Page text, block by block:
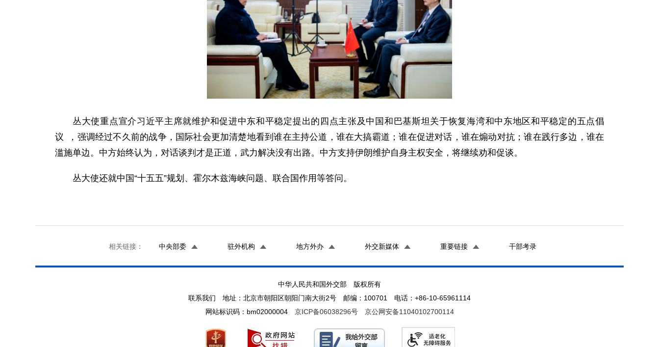
丛大使重点宣介习近平主席就维护和促进中东和平稳定提出的四点主张及中国和巴基斯坦关于恢复海湾和中东地区和平稳定的五点倡
议 ，强调经过不久前的战争，国际社会更加清楚地看到谁在主持公道，谁在大搞霸道；谁在促进对话，谁在煽动对抗；谁在践行多边，谁在
滥施单边。中方始终认为，对话谈判才是正道，武力解决没有出路。中方支持伊朗维护自身主权安全，将继续劝和促谈。
丛大使还就中国“十五五”规划、霍尔木兹海峡问题、联合国作用等答问。
相关链接： 中央部委 驻外机构 地方外办 外交新媒体 重要链接 干部考录
中华人民共和国外交部 版权所有
联系我们 地址：北京市朝阳区朝阳门南大街2号 邮编：100701 电话：+86-10-65961114
网站标识码：bm02000004 京ICP备06038296号 京公网安备11040102700114